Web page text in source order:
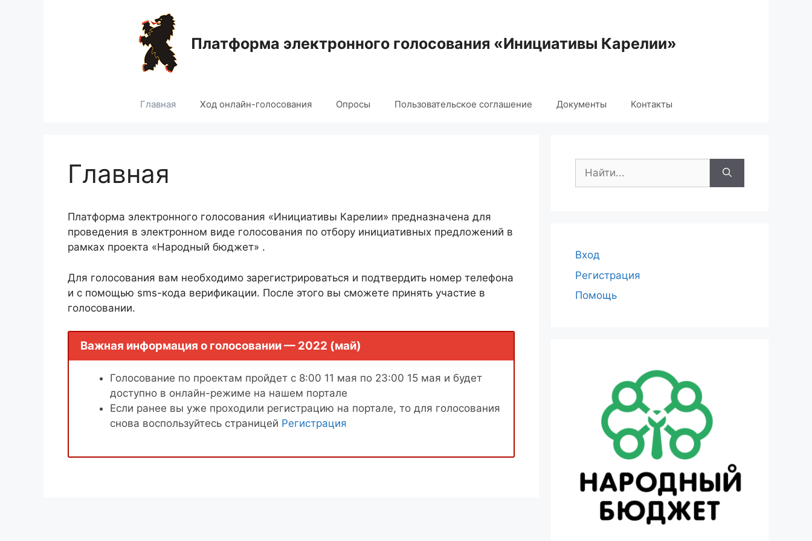
Платформа электронного голосования «Инициативы Карелии»
Главная Ход онлайн-голосования Опросы Пользовательское соглашение Документы Контакты
Главная
Платформа электронного голосования «Инициативы Карелии» предназначена для
проведения в электронном виде голосования по отбору инициативных предложений в
рамках проекта «Народный бюджет» .
Для голосования вам необходимо зарегистрироваться и подтвердить номер телефона
и с помощью sms-кода верификации. После этого вы сможете принять участие в
голосовании.
Важная информация о голосовании — 2022 (май)
Голосование по проектам пройдет с 8:00 11 мая по 23:00 15 мая и будет
доступно в онлайн-режиме на нашем портале
Если ранее вы уже проходили регистрацию на портале, то для голосования
снова воспользуйтесь страницей Регистрация
Поиск:
Вход
Регистрация
Помощь